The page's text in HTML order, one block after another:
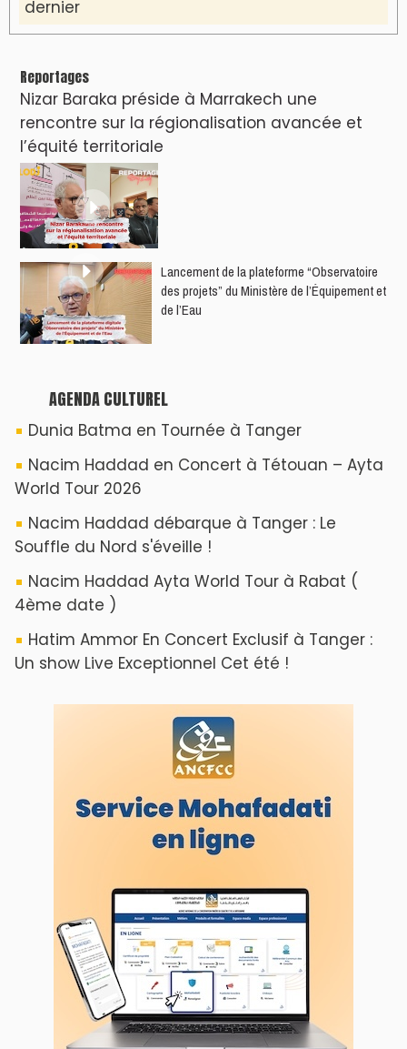
dernier
Reportages
Nizar Baraka préside à Marrakech une
rencontre sur la régionalisation avancée et
l’équité territoriale
​Lancement de la plateforme “Observatoire
des projets” du Ministère de l’Équipement et
de l’Eau
AGENDA CULTUREL
Dunia Batma en Tournée à Tanger
Nacim Haddad en Concert à Tétouan – Ayta
World Tour 2026
Nacim Haddad débarque à Tanger : Le
Souffle du Nord s'éveille !
Nacim Haddad Ayta World Tour à Rabat (
4ème date )
Hatim Ammor En Concert Exclusif à Tanger :
Un show Live Exceptionnel Cet été !